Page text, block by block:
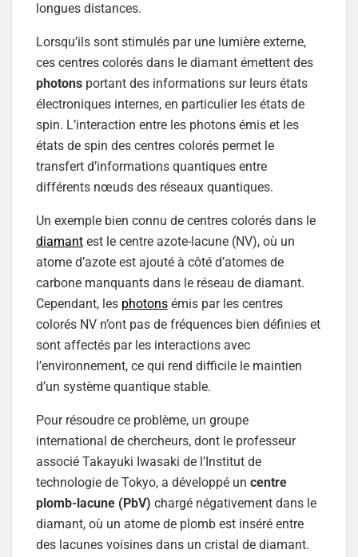
longues distances.
Lorsqu’ils sont stimulés par une lumière externe,
ces centres colorés dans le diamant émettent des
photons portant des informations sur leurs états
électroniques internes, en particulier les états de
spin. L’interaction entre les photons émis et les
états de spin des centres colorés permet le
transfert d’informations quantiques entre
différents nœuds des réseaux quantiques.
Un exemple bien connu de centres colorés dans le
diamant est le centre azote-lacune (NV), où un
atome d’azote est ajouté à côté d’atomes de
carbone manquants dans le réseau de diamant.
Cependant, les photons émis par les centres
colorés NV n’ont pas de fréquences bien définies et
sont affectés par les interactions avec
l’environnement, ce qui rend difficile le maintien
d’un système quantique stable.
Pour résoudre ce problème, un groupe
international de chercheurs, dont le professeur
associé Takayuki Iwasaki de l’Institut de
technologie de Tokyo, a développé un centre
plomb-lacune (PbV) chargé négativement dans le
diamant, où un atome de plomb est inséré entre
des lacunes voisines dans un cristal de diamant.